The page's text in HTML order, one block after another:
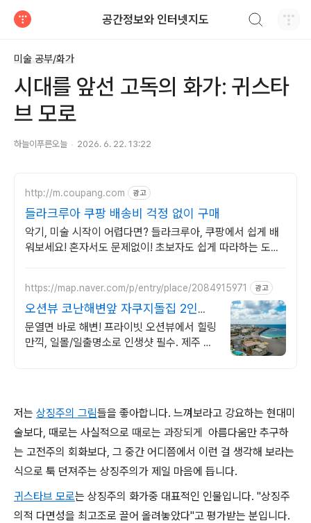
공간정보와 인터넷지도
미술 공부/화가
시대를 앞선 고독의 화가: 귀스타
브 모로
하늘이푸른오늘 2026. 6. 22. 13:22
http://m.coupang.com 광고
들라크루아 쿠팡 배송비 걱정 없이 구매
악기, 미술 시작이 어렵다면? 들라크루아, 쿠팡에서 쉽게 배
워보세요! 혼자서도 문제없이! 초보자도 쉽게 따라하는 도서,
https://map.naver.com/p/entry/place/2084915971 광고
오션뷰 코난해변앞 자쿠지돌집 2인
~10인 대가족/단체예약
문열면 바로 해변! 프라이빗 오션뷰에서 힐링
만끽, 일몰/일출명소로 인생샷 필수. 제주 감
저는 상징주의 그림들을 좋아합니다. 느껴보라고 강요하는 현대미
술보다, 때로는 사실적으로 때로는 과장되게
아름다움만 추구하
는 고전주의 회화보다, 그 중간 어디쯤에서 이런 걸 생각해 보라는
식으로 툭 던져주는 상징주의가 제일 마음에 듭니다.
귀스타브 모로는 상징주의 화가중 대표적인 인물입니다. "상징주
의적 다면성을 최고조로 끌어 올려놓았다"고 평가받는 분입니다.